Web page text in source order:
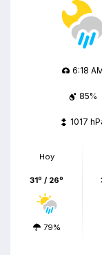
6:18
85%
1017
Hoy
31º / 26º
79%